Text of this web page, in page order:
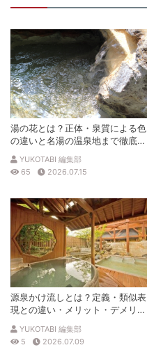
湯の花とは？正体・泉質による色
の違いと名湯の温泉地まで徹底解
説
YUKOTABI 編集部
65
2026.07.15
源泉かけ流しとは？定義・類似表
現との違い・メリット・デメリッ
YUKOTABI 編集部
5
2026.07.09